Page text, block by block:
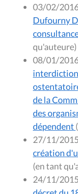
03/02/
Dufourny
qu'auteure)
08/01/
de la
des
dépendent
27/11/2015
création
(en
24/11/2015